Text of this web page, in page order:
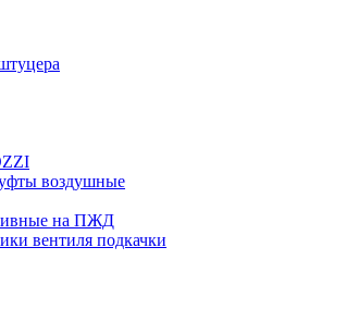
воздушные
на ПЖД
вентиля подкачки